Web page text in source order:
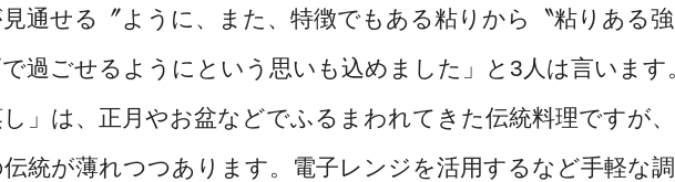
通せる〞ように、また、特徴でもある粘りから〝粘りある
過ごせるようにという思いも込めました」と3人は言います
し」は、正月やお盆などでふるまわれてきた伝統料理ですが
統が薄れつつあります。電子レンジを活用するなど手軽な